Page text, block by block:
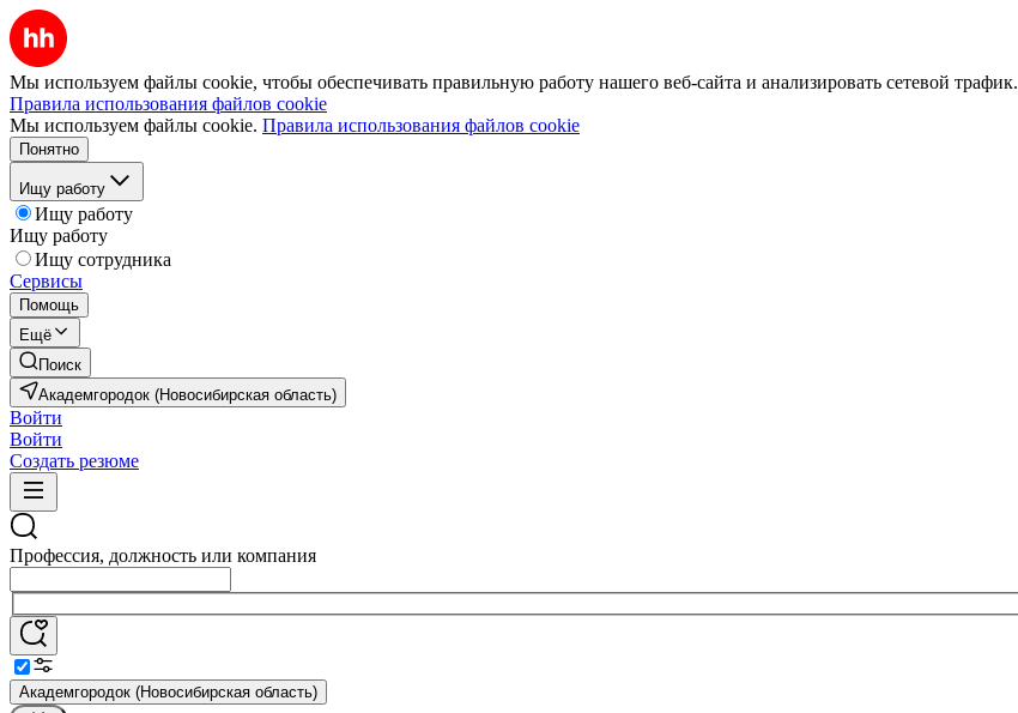
Мы используем файлы cookie, чтобы обеспечивать правильную работу нашего веб-сайта и анализировать сетевой трафик.
Правила использования файлов cookie
Мы используем файлы cookie. Правила использования файлов cookie
Понятно
Ищу работу
Ищу работу
Ищу работу
Ищу сотрудника
Сервисы
Помощь
Ещё
Поиск
Академгородок (Новосибирская область)
Войти
Войти
Создать резюме
Профессия, должность или компания
Академгородок (Новосибирская область)